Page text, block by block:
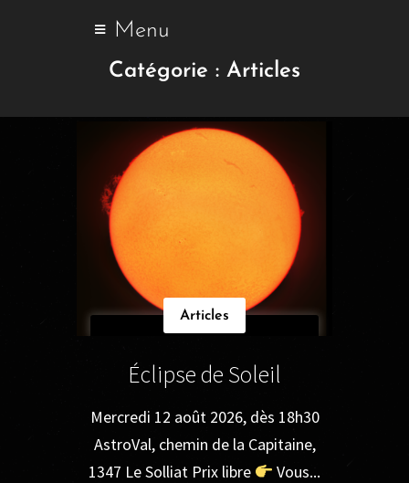
Menu
Catégorie : Articles
Articles
Éclipse de Soleil
Mercredi 12 août 2026, dès 18h30
AstroVal, chemin de la Capitaine,
1347 Le Solliat Prix libre
Vous...